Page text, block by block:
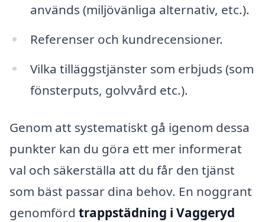
används (miljövänliga alternativ, etc.).
Referenser och kundrecensioner.
Vilka tilläggstjänster som erbjuds (som
fönsterputs, golvvård etc.).
Genom att systematiskt gå igenom dessa
punkter kan du göra ett mer informerat
val och säkerställa att du får den tjänst
som bäst passar dina behov. En noggrant
genomförd trappstädning i Vaggeryd